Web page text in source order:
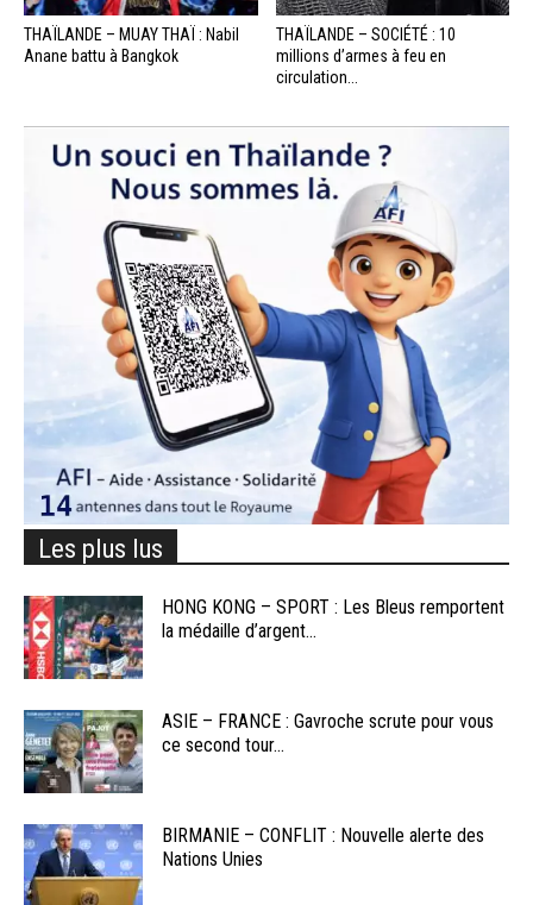
THAÏLANDE – MUAY THAÏ : Nabil
Anane battu à Bangkok
THAÏLANDE – SOCIÉTÉ : 10
millions d’armes à feu en
circulation...
Les plus lus
HONG KONG – SPORT : Les Bleus remportent
la médaille d’argent...
ASIE – FRANCE : Gavroche scrute pour vous
ce second tour...
BIRMANIE – CONFLIT : Nouvelle alerte des
Nations Unies